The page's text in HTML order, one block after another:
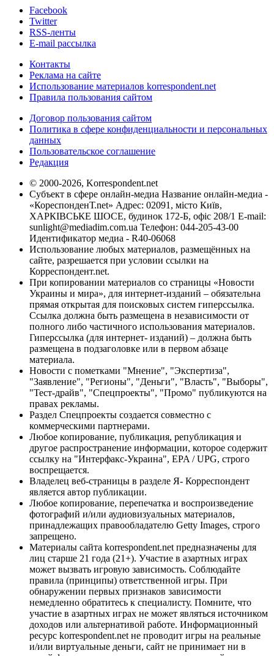
Facebook
Twitter
RSS-ленты
E-mail рассылка
Контакты
Реклама на сайте
Использование материалов korrespondent.net
Правила пользования сайтом
Договор пользования сайтом
Политика в сфере конфиденциальности и персональных
данных
Пользовательское соглашение
Редакция
© 2000-2026, Korrespondent.net
Субъект в сфере онлайн-медиа Название онлайн-медиа -
«КореспонденТ.net» Адрес: 02091, місто Київ,
ХАРКІВСЬКЕ ШОСЕ, будинок 172-Б, офіс 208/1 E-mail:
sunlight@mediadim.com.ua Телефон: 044-205-43-00
Идентификатор медиа - R40-06068
Использование любых материалов, размещённых на
сайте, разрешается при условии ссылки на
Корреспондент.net.
При копировании материалов со страницы «Новости
Украины и мира», для интернет-изданий – обязательна
прямая открытая для поисковых систем гиперссылка.
Ссылка должна быть размещена в независимости от
полного либо частичного использования материалов.
Гиперссылка (для интернет- изданий) – должна быть
размещена в подзаголовке или в первом абзаце
материала.
Новости с пометками "Мнение", "Экспертиза",
"Заявление", "Регионы", "Деньги", "Власть", "Выборы",
"Тест-драйв", "Спецпроекты", "Промо" публикуются на
правах рекламы.
Раздел Спецпроекты создается совместно с
коммерческими партнерами.
Любое копирование, публикация, републикация и
другое распространение информации, которое содержит
ссылку на "Интерфакс-Украина", EPA / UPG, строго
воспрещается.
Владелец веб-страницы в разделе Я- Корреспондент
является автор публикации.
Любое копирование, перепечатка и воспроизведение
фотографий и/или аудиовизуальных материалов,
принадлежащих правообладателю Getty Images, строго
запрещено.
Материалы сайта korrespondent.net предназначены для
лиц старше 21 года (21+). Участие в азартных играх
может вызвать игровую зависимость. Соблюдайте
правила (принципы) ответственной игры. При
обнаружении первых признаков зависимости
немедленно обратитесь к специалисту. Помните, что
участие в азартных играх не может являться источником
доходов или альтернативой работе. Информационный
ресурс korrespondent.net не проводит игры на реальные
и/или виртуальные деньги, сайт не принимает ни в